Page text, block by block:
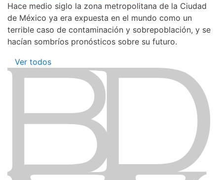
Hace medio siglo la zona metropolitana de la Ciudad
de México ya era expuesta en el mundo como un
terrible caso de contaminación y sobrepoblación, y se
hacían sombríos pronósticos sobre su futuro.
Ver todos